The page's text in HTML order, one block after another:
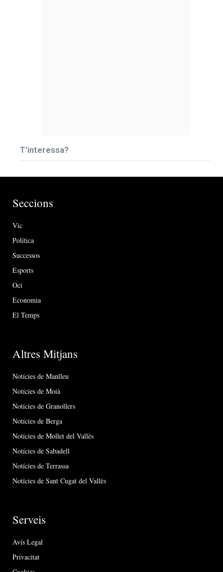
T’interessa?
Seccions
Vic
Política
Successos
Esports
Oci
Economia
El Temps
Altres Mitjans
Notícies de Manlleu
Notícies de Moià
Notícies de Granollers
Notícies de Berga
Notícies de Mollet del Vallès
Notícies de Sabadell
Notícies de Terrassa
Notícies de Sant Cugat del Vallès
Serveis
Avís Legal
Privacitat